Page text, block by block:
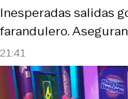
21:41
Inesperadas salidas
farandulero.